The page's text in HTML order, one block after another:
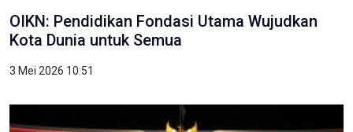
OIKN: Pendidikan Fondasi Utama Wujudkan
Kota Dunia untuk Semua
3 Mei 2026 10:51